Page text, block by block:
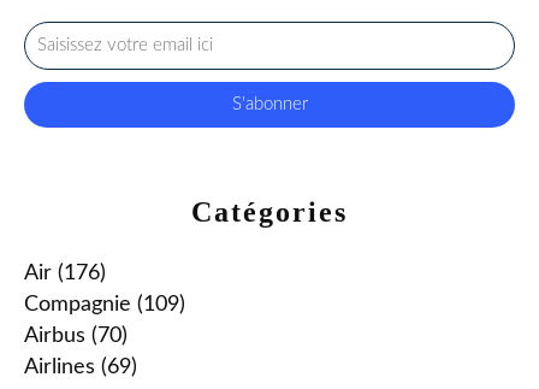
Catégories
Air (176)
Compagnie (109)
Airbus (70)
Airlines (69)